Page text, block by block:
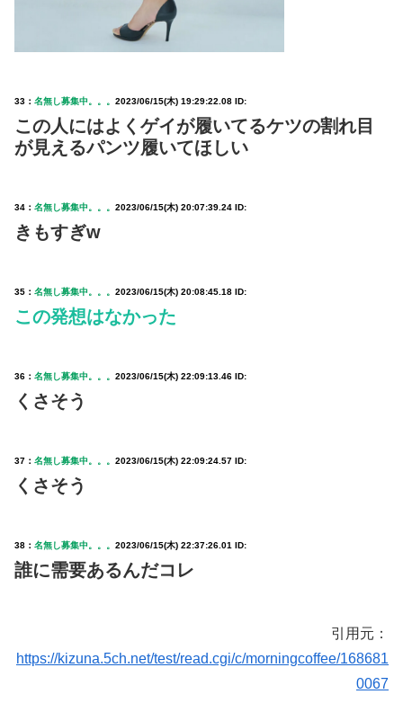
33： 名無し募集中。。。 2023/06/15(木) 19:29:22.08 ID:
この人にはよくゲイが履いてるケツの割れ目
が見えるパンツ履いてほしい
34： 名無し募集中。。。 2023/06/15(木) 20:07:39.24 ID:
きもすぎw
35： 名無し募集中。。。 2023/06/15(木) 20:08:45.18 ID:
この発想はなかった
36： 名無し募集中。。。 2023/06/15(木) 22:09:13.46 ID:
くさそう
37： 名無し募集中。。。 2023/06/15(木) 22:09:24.57 ID:
くさそう
38： 名無し募集中。。。 2023/06/15(木) 22:37:26.01 ID:
誰に需要あるんだコレ
引用元：
https://kizuna.5ch.net/test/read.cgi/c/morningcoffee/168681
0067